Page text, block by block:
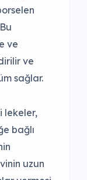
ve
ve
sağlar.
lekeler,
bağlı
uzun